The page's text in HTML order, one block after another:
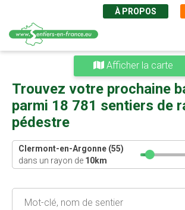
principal
À PROPOS
Trouvez votre prochaine
parmi 18 781 sentiers de
pédestre
Clermont-en-Argonne (55)
dans un rayon de 10km
Afficher la carte